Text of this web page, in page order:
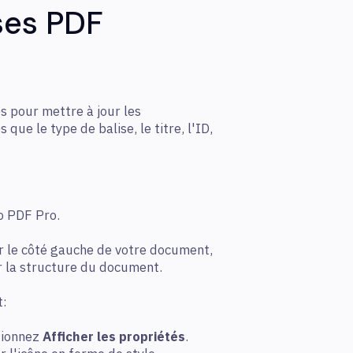
PDF
pour mettre à jour les
que le type de balise, le titre, l'ID,
PDF Pro.
côté gauche de votre document,
structure du document.
Afficher les propriétés.